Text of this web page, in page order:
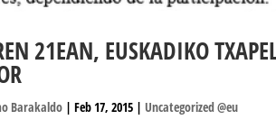
21EAN, EUSKADIKO
Barakaldo |Feb 17, 2015 |Uncategorized @eu